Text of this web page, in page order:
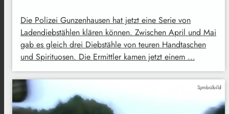
Die Polizei Gunzenhausen hat jetzt eine Serie von
Ladendiebstählen klären können. Zwischen April und Mai
gab es gleich drei Diebstähle von teuren Handtaschen
und Spirituosen. Die Ermittler kamen jetzt einem …
Symbolbild